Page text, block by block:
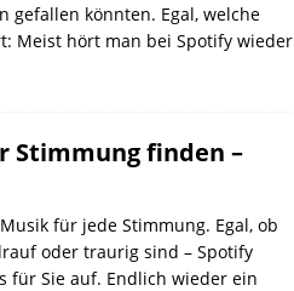
gefallen könnten. Egal, welche
Meist hört man bei Spotify wieder
Stimmung finden –
für jede Stimmung. Egal, ob
oder traurig sind – Spotify
für Sie auf. Endlich wieder ein